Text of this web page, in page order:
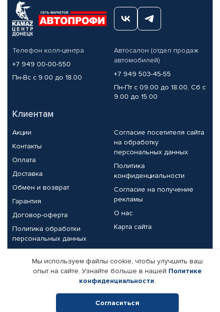
Телефон колл-центра
+7 949 00-00-550
Пн-Вс с 9.00 до 18.00
Автосалон (отдел продаж
автомобилей)
+7 949 503-45-55
Пн-Пт с 09.00 до 18.00, Сб с
9.00 до 15.00
Клиентам
Акции
Контакты
Оплата
Доставка
Обмен и возврат
Гарантия
Договор-оферта
Политика обработки
персональных данных
Согласие посетителя сайта
на обработку
персональных данных
Политика
конфиденциальности
Согласие на получение
рекламы
О нас
Карта сайта
Партнерам
Корпоративным клиентам
Поставщикам
Реквизиты компании
Мы используем файлы cookie, чтобы улучшить ваш
опыт на сайте. Узнайте больше в нашей Политике
конфиденциальности.
Согласиться